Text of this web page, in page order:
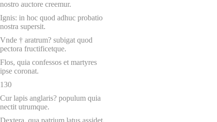
nostro auctore creemur.
Ignis: in hoc quod adhuc probatio
nostra supersit.
Vnde † aratrum? subigat quod
pectora fructificetque.
Flos, quia confessos et martyres
ipse coronat.
130
Cur lapis anglaris? populum quia
nectit utrumque.
Dextera, qua patrium latus assidet,